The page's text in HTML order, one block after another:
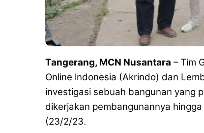
Tangerang, MCN Nusantara – Tim
Online lndonesia (Akrindo) dan
investigasi sebuah bangunan yang
dikerjakan pembangunannya
(23/2/23.